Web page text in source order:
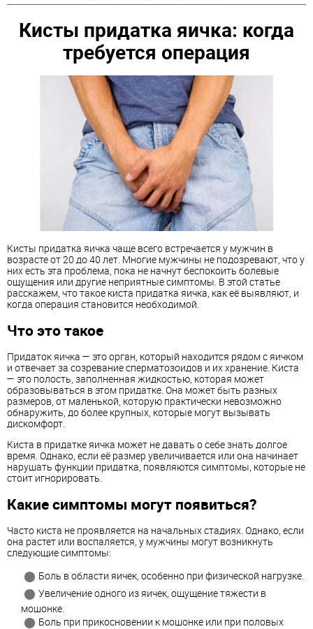
Кисты придатка яичка: когда
требуется операция
Кисты придатка яичка чаще всего встречается у мужчин в
возрасте от 20 до 40 лет. Многие мужчины не подозревают, что у
них есть эта проблема, пока не начнут беспокоить болевые
ощущения или другие неприятные симптомы. В этой статье
расскажем, что такое киста придатка яичка, как её выявляют, и
когда операция становится необходимой.
Что это такое
Придаток яичка — это орган, который находится рядом с яичком
и отвечает за созревание сперматозоидов и их хранение. Киста
— это полость, заполненная жидкостью, которая может
образовываться в этом придатке. Она может быть разных
размеров, от маленькой, которую практически невозможно
обнаружить, до более крупных, которые могут вызывать
дискомфорт.
Киста в придатке яичка может не давать о себе знать долгое
время. Однако, если её размер увеличивается или она начинает
нарушать функции придатка, появляются симптомы, которые не
стоит игнорировать.
Какие симптомы могут появиться?
Часто киста не проявляется на начальных стадиях. Однако, если
она растет или воспаляется, у мужчины могут возникнуть
следующие симптомы:
Боль в области яичек, особенно при физической нагрузке.
Увеличение одного из яичек, ощущение тяжести в
мошонке.
Боль при прикосновении к мошонке или при половых